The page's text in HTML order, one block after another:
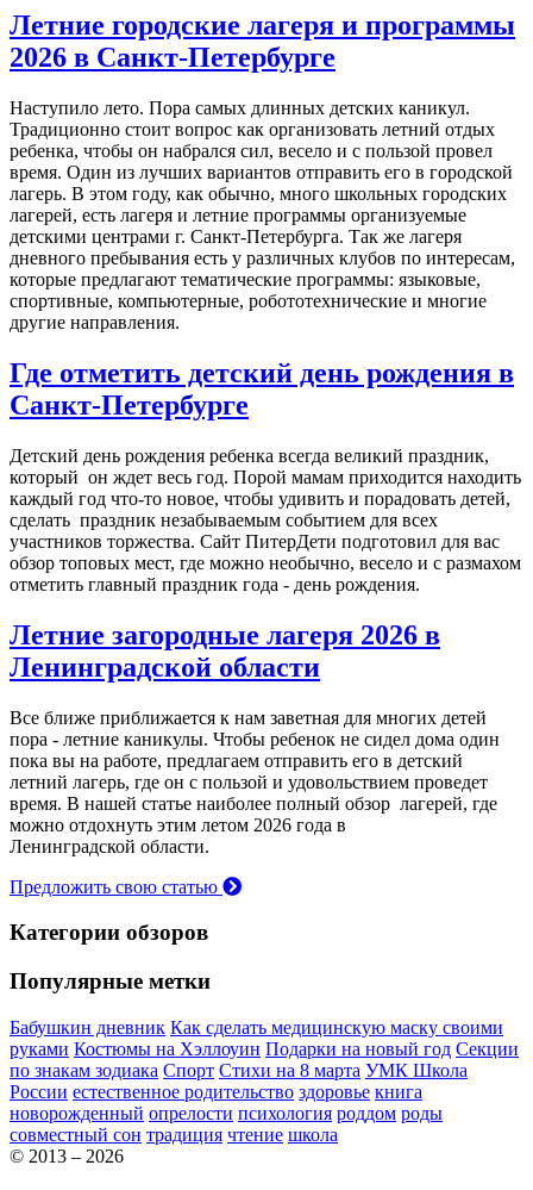
Летние городские лагеря и программы
2026 в Санкт-Петербурге
Наступило лето. Пора самых длинных детских каникул.
Традиционно стоит вопрос как организовать летний отдых
ребенка, чтобы он набрался сил, весело и с пользой провел
время. Один из лучших вариантов отправить его в городской
лагерь. В этом году, как обычно, много школьных городских
лагерей, есть лагеря и летние программы организуемые
детскими центрами г. Санкт-Петербурга. Так же лагеря
дневного пребывания есть у различных клубов по интересам,
которые предлагают тематические программы: языковые,
спортивные, компьютерные, робототехнические и многие
другие направления.
Где отметить детский день рождения в
Санкт-Петербурге
Детский день рождения ребенка всегда великий праздник,
который он ждет весь год. Порой мамам приходится находить
каждый год что-то новое, чтобы удивить и порадовать детей,
сделать праздник незабываемым событием для всех
участников торжества. Сайт ПитерДети подготовил для вас
обзор топовых мест, где можно необычно, весело и с размахом
отметить главный праздник года - день рождения.
Летние загородные лагеря 2026 в
Ленинградской области
Все ближе приближается к нам заветная для многих детей
пора - летние каникулы. Чтобы ребенок не сидел дома один
пока вы на работе, предлагаем отправить его в детский
летний лагерь, где он с пользой и удовольствием проведет
время. В нашей статье наиболее полный обзор лагерей, где
можно отдохнуть этим летом 2026 года в
Ленинградской области.
Предложить свою статью
Категории обзоров
Популярные метки
Бабушкин дневник Как сделать медицинскую маску своими
руками Костюмы на Хэллоуин Подарки на новый год Секции
по знакам зодиака Спорт Стихи на 8 марта УМК Школа
России естественное родительство здоровье книга
новорожденный опрелости психология роддом роды
совместный сон традиция чтение школа
© 2013 – 2026